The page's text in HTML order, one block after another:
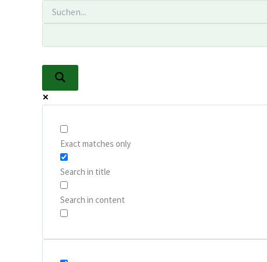
Exact matches only
Search in title
Search in content